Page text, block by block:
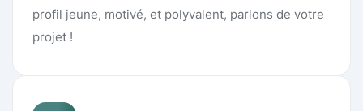
profil jeune, motivé, et polyvalent, parlons de votre
projet !